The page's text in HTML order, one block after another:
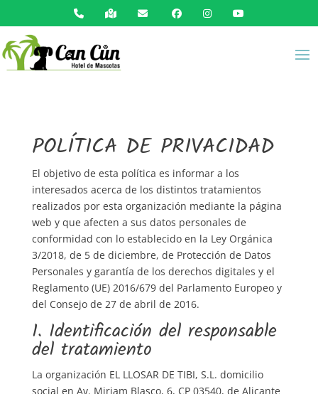
POLÍTICA DE PRIVACIDAD
El objetivo de esta política es informar a los
interesados acerca de los distintos tratamientos
realizados por esta organización mediante la página
web y que afecten a sus datos personales de
conformidad con lo establecido en la Ley Orgánica
3/2018, de 5 de diciembre, de Protección de Datos
Personales y garantía de los derechos digitales y el
Reglamento (UE) 2016/679 del Parlamento Europeo y
del Consejo de 27 de abril de 2016.
1. Identificación del responsable
del tratamiento
La organización EL LLOSAR DE TIBI, S.L. domicilio
social en Av. Miriam Blasco, 6, CP 03540, de Alicante